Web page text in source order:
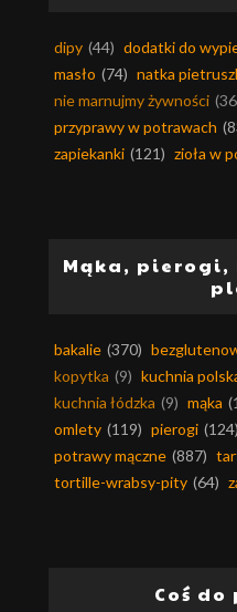
dipy (44) dodatki do
masło (74) natka
nie marnujmy żywności
przyprawy w potrawach
zapiekanki (121) zioła w
Mąka,
bakalie (370)
kopytka (9) kuchnia
kuchnia łódzka (9) mąka
omlety (119) pierogi (124)
potrawy mączne (887)
tortille-wrabsy-pity (64)
Coś